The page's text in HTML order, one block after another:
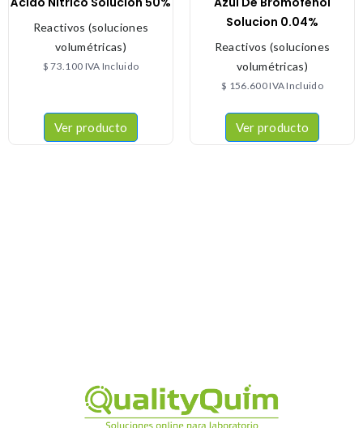
Reactivos (soluciones
volumétricas)
$ 73.100 IVA Incluido
Ver producto
Solucion 0.04%
Reactivos (soluciones
volumétricas)
$ 156.600IVA Incluido
Ver producto